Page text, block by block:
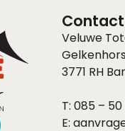
Contact
Veluwe
3771 RH
T: 085 – 50
E: